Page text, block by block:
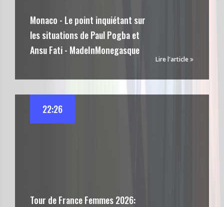
Monaco - Le point inquiétant sur
les situations de Paul Pogba et
Ansu Fati - MadeInMonegasque
Lire l'article
Tour de France Femmes 2026:
22:26